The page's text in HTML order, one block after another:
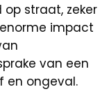
straat, zeker
impact
van een
en ongeval.